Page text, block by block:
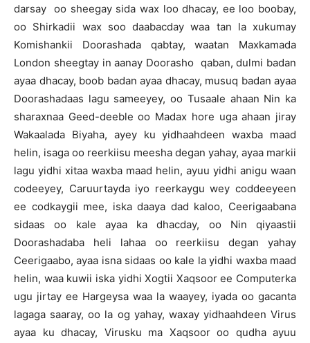
darsay oo sheegay sida wax loo dhacay, ee loo boobay,
oo Shirkadii wax soo daabacday waa tan la xukumay
Komishankii Doorashada qabtay, waatan Maxkamada
London sheegtay in aanay Doorasho qaban, dulmi badan
ayaa dhacay, boob badan ayaa dhacay, musuq badan ayaa
Doorashadaas lagu sameeyey, oo Tusaale ahaan Nin ka
sharaxnaa Geed-deeble oo Madax hore uga ahaan jiray
Wakaalada Biyaha, ayey ku yidhaahdeen waxba maad
helin, isaga oo reerkiisu meesha degan yahay, ayaa markii
lagu yidhi xitaa waxba maad helin, ayuu yidhi anigu waan
codeeyey, Caruurtayda iyo reerkaygu wey coddeeyeen
ee codkaygii mee, iska daaya dad kaloo, Ceerigaabana
sidaas oo kale ayaa ka dhacday, oo Nin qiyaastii
Doorashadaba heli lahaa oo reerkiisu degan yahay
Ceerigaabo, ayaa isna sidaas oo kale la yidhi waxba maad
helin, waa kuwii iska yidhi Xogtii Xaqsoor ee Computerka
ugu jirtay ee Hargeysa waa la waayey, iyada oo gacanta
lagaga saaray, oo la og yahay, waxay yidhaahdeen Virus
ayaa ku dhacay, Virusku ma Xaqsoor oo qudha ayuu